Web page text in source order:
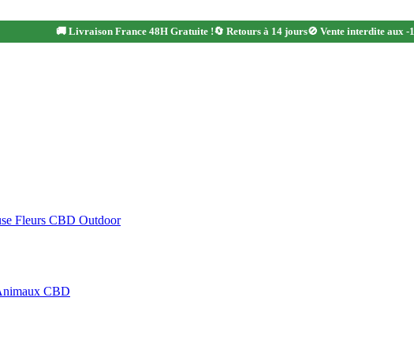
🚚 Livraison France 48H Gratuite !🔄 Retours à 14 jours🚫 Vente interdite aux -
Fleurs CBD Outdoor
CBD